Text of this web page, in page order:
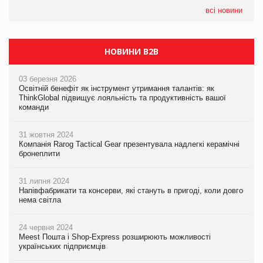
всі новини
НОВИНИ B2B
03 березня 2026
Освітній бенефіт як інструмент утримання талантів: як
ThinkGlobal підвищує лояльність та продуктивність вашої
команди
31 жовтня 2024
Компанія Rarog Tactical Gear презентувала надлегкі керамічні
бронеплити
31 липня 2024
Напівфабрикати та консерви, які стануть в пригоді, коли довго
нема світла
24 червня 2024
Meest Пошта і Shop-Express розширюють можливості
українських підприємців